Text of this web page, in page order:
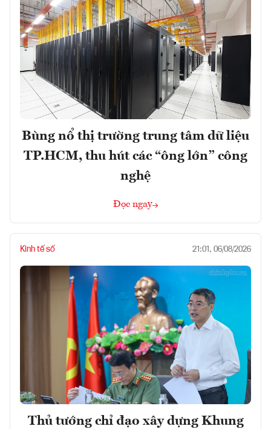
Bùng nổ thị trường trung tâm dữ liệu
TP.HCM, thu hút các “ông lớn” công
nghệ
Đọc ngay
Kinh tế số 21:01, 06/08/2026
Thủ tướng chỉ đạo xây dựng Khung